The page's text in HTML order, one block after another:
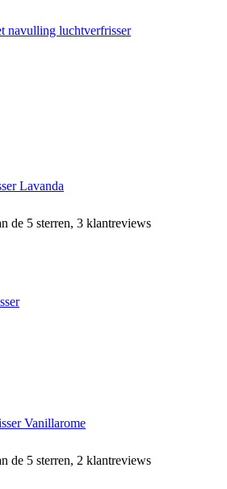
navulling luchtverfrisser
Lavanda
de 5 sterren, 3 klantreviews
Vanillarome
de 5 sterren, 2 klantreviews